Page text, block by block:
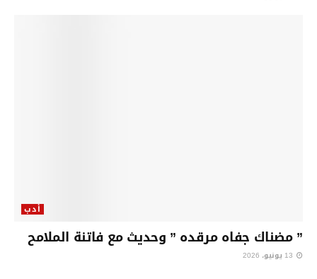
أدب
” مضناك جفاه مرقده ” وحديث مع فاتنة الملامح